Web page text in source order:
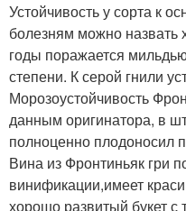
Устойчивость у сорта к
болезням можно
годы поражается
степени. К серой гнили
Морозоустойчивость
данным оригинатора, в
полноценно плодоносил
Вина из Фронтиньяк гри
винификации,имеет
хорошо развитый букет с